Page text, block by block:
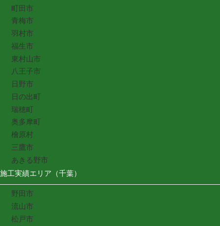
町田市
青梅市
羽村市
福生市
東村山市
八王子市
日野市
日の出町
瑞穂町
奥多摩町
檜原村
三鷹市
あきる野市
施工実績エリア（千葉）
野田市
流山市
松戸市